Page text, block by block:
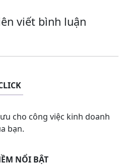
viết bình luận
cho công việc kinh doanh
bạn.
NỔI BẬT